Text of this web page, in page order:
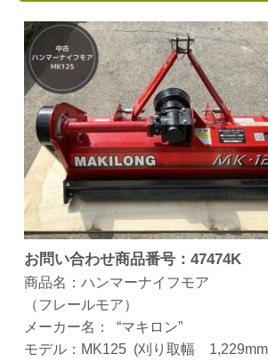
お問い合わせ商品番号：47474K
商品名：ハンマーナイフモア
（フレールモア）
メーカー名： “マキロン”
モデル：MK125 (刈り取幅